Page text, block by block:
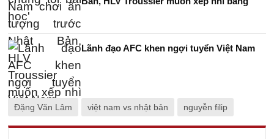
Lãnh đạo AFC khen ngợi tuyển Việt Nam
Đặng Văn Lâm việt nam vs nhật bản nguyễn filip